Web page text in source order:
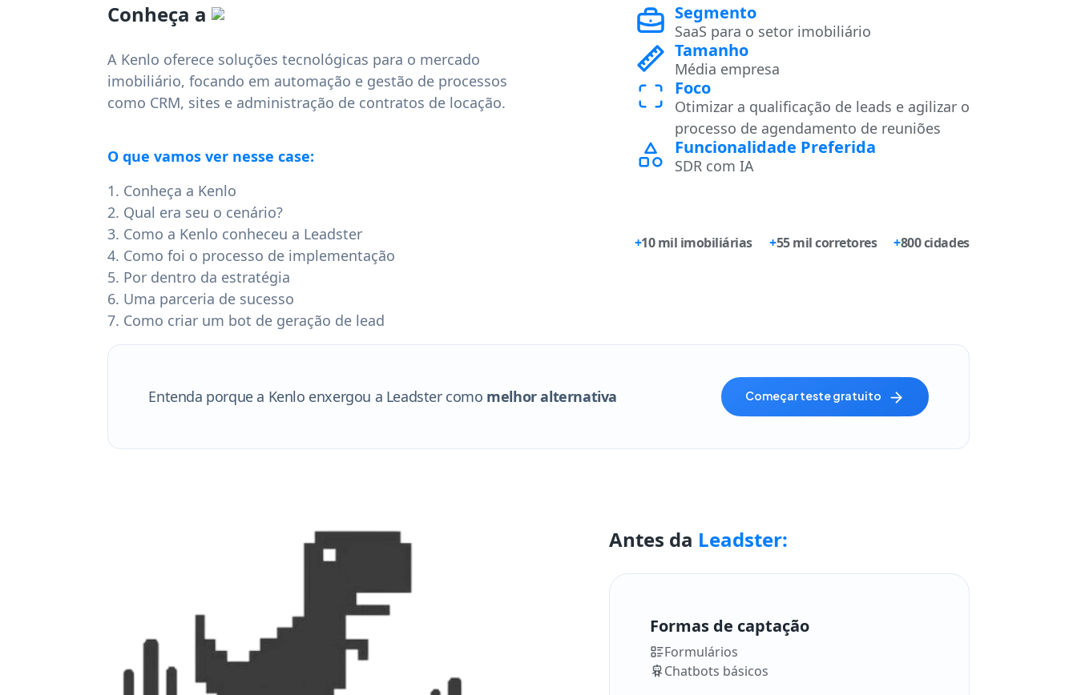
Conheça a
A Kenlo oferece soluções tecnológicas para o mercado
imobiliário, focando em automação e gestão de processos
como CRM, sites e administração de contratos de locação.
O que vamos ver nesse case:
Conheça a Kenlo
Qual era seu o cenário?
Como a Kenlo conheceu a Leadster
Como foi o processo de implementação
Por dentro da estratégia
Uma parceria de sucesso
Como criar um bot de geração de lead
Segmento
SaaS para o setor imobiliário
Tamanho
Média empresa
Foco
Otimizar a qualificação de leads e agilizar o
processo de agendamento de reuniões
Funcionalidade Preferida
SDR com IA
+10 mil imobiliárias +55 mil corretores +800 cidades
Entenda porque a Kenlo enxergou a Leadster como melhor alternativa começar teste gratuito
Antes da Leadster:
Formas de captação
Formulários
Chatbots básicos